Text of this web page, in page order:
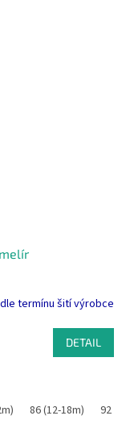
dle termínu šití výrobce
DETAIL
86 (12-18m) 92